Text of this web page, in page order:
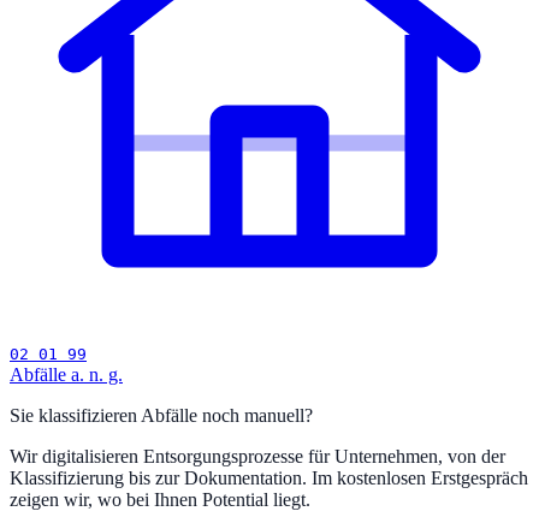
02 01 99
Abfälle a. n. g.
Sie klassifizieren Abfälle noch manuell?
Wir digitalisieren Entsorgungsprozesse für Unternehmen, von der
Klassifizierung bis zur Dokumentation. Im kostenlosen Erstgespräch
zeigen wir, wo bei Ihnen Potential liegt.